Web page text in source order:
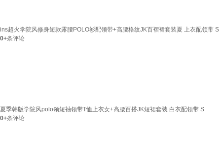
ins超火学院风修身短款露腰POLO衫配领带+高腰格纹JK百褶裙套装夏 上衣配领带 S
0+条评论
夏季韩版学院风polo领短袖领带T恤上衣女+高腰百搭JK短裙套装 白衣配领带 S
0+条评论